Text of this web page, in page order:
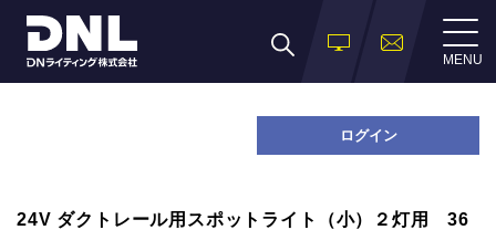
MENU
ログイン
24V ダクトレール用スポットライト（小）２灯用 36